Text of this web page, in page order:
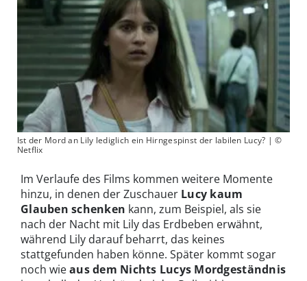
Ist der Mord an Lily lediglich ein Hirngespinst der labilen Lucy? | ©
Netflix
Im Verlaufe des Films kommen weitere Momente
hinzu, in denen der Zuschauer Lucy kaum
Glauben schenken kann, zum Beispiel, als sie
nach der Nacht mit Lily das Erdbeben erwähnt,
während Lily darauf beharrt, das keines
stattgefunden haben könne. Später kommt sogar
noch wieaus dem Nichts Lucys Mordgeständnis